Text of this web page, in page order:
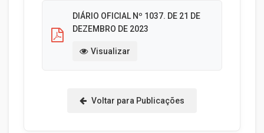
DIÁRIO OFICIAL Nº 1037. DE 21 DE
DEZEMBRO DE 2023
Visualizar
Voltar para Publicações